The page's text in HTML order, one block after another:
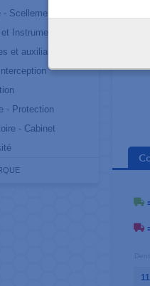
- Scellement
Instruments
et auxiliaires
- Protection
- Cabinet
11